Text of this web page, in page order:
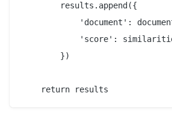
        results.append({
'document':
'score':
        })